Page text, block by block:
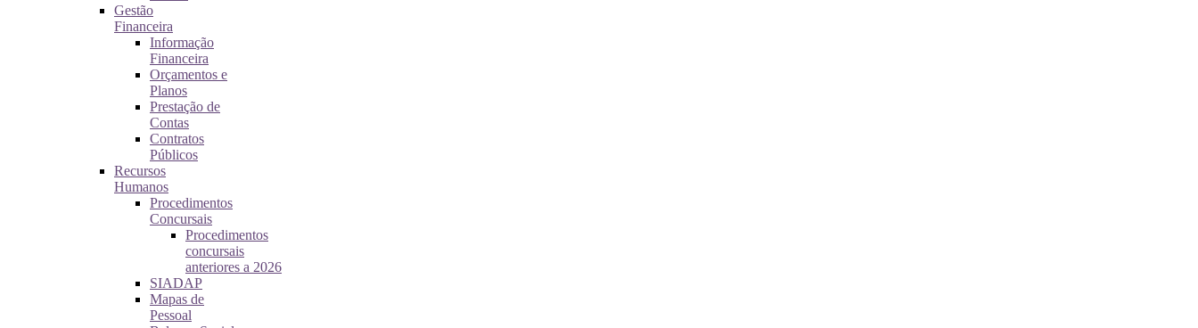
Gestão
Financeira
Informação
Financeira
Orçamentos e
Planos
Prestação de
Contas
Contratos
Públicos
Recursos
Humanos
Procedimentos
Concursais
Procedimentos
concursais
anteriores a 2026
SIADAP
Mapas de
Pessoal